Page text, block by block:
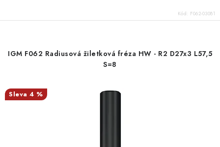
Kód: F062-03081
IGM F062 Radiusová žiletková fréza HW - R2 D27x3 L57,5
S=8
4 %